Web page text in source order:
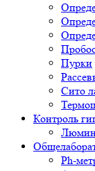
Пурки
Сито
Контроль
Ph-